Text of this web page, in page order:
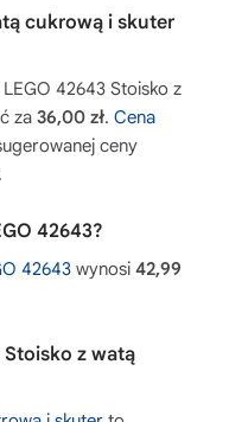
cukrową i skuter
42643 Stoisko z
za 36,00 zł. Cena
ceny
42643?
42643 wynosi 42,99
Stoisko z watą